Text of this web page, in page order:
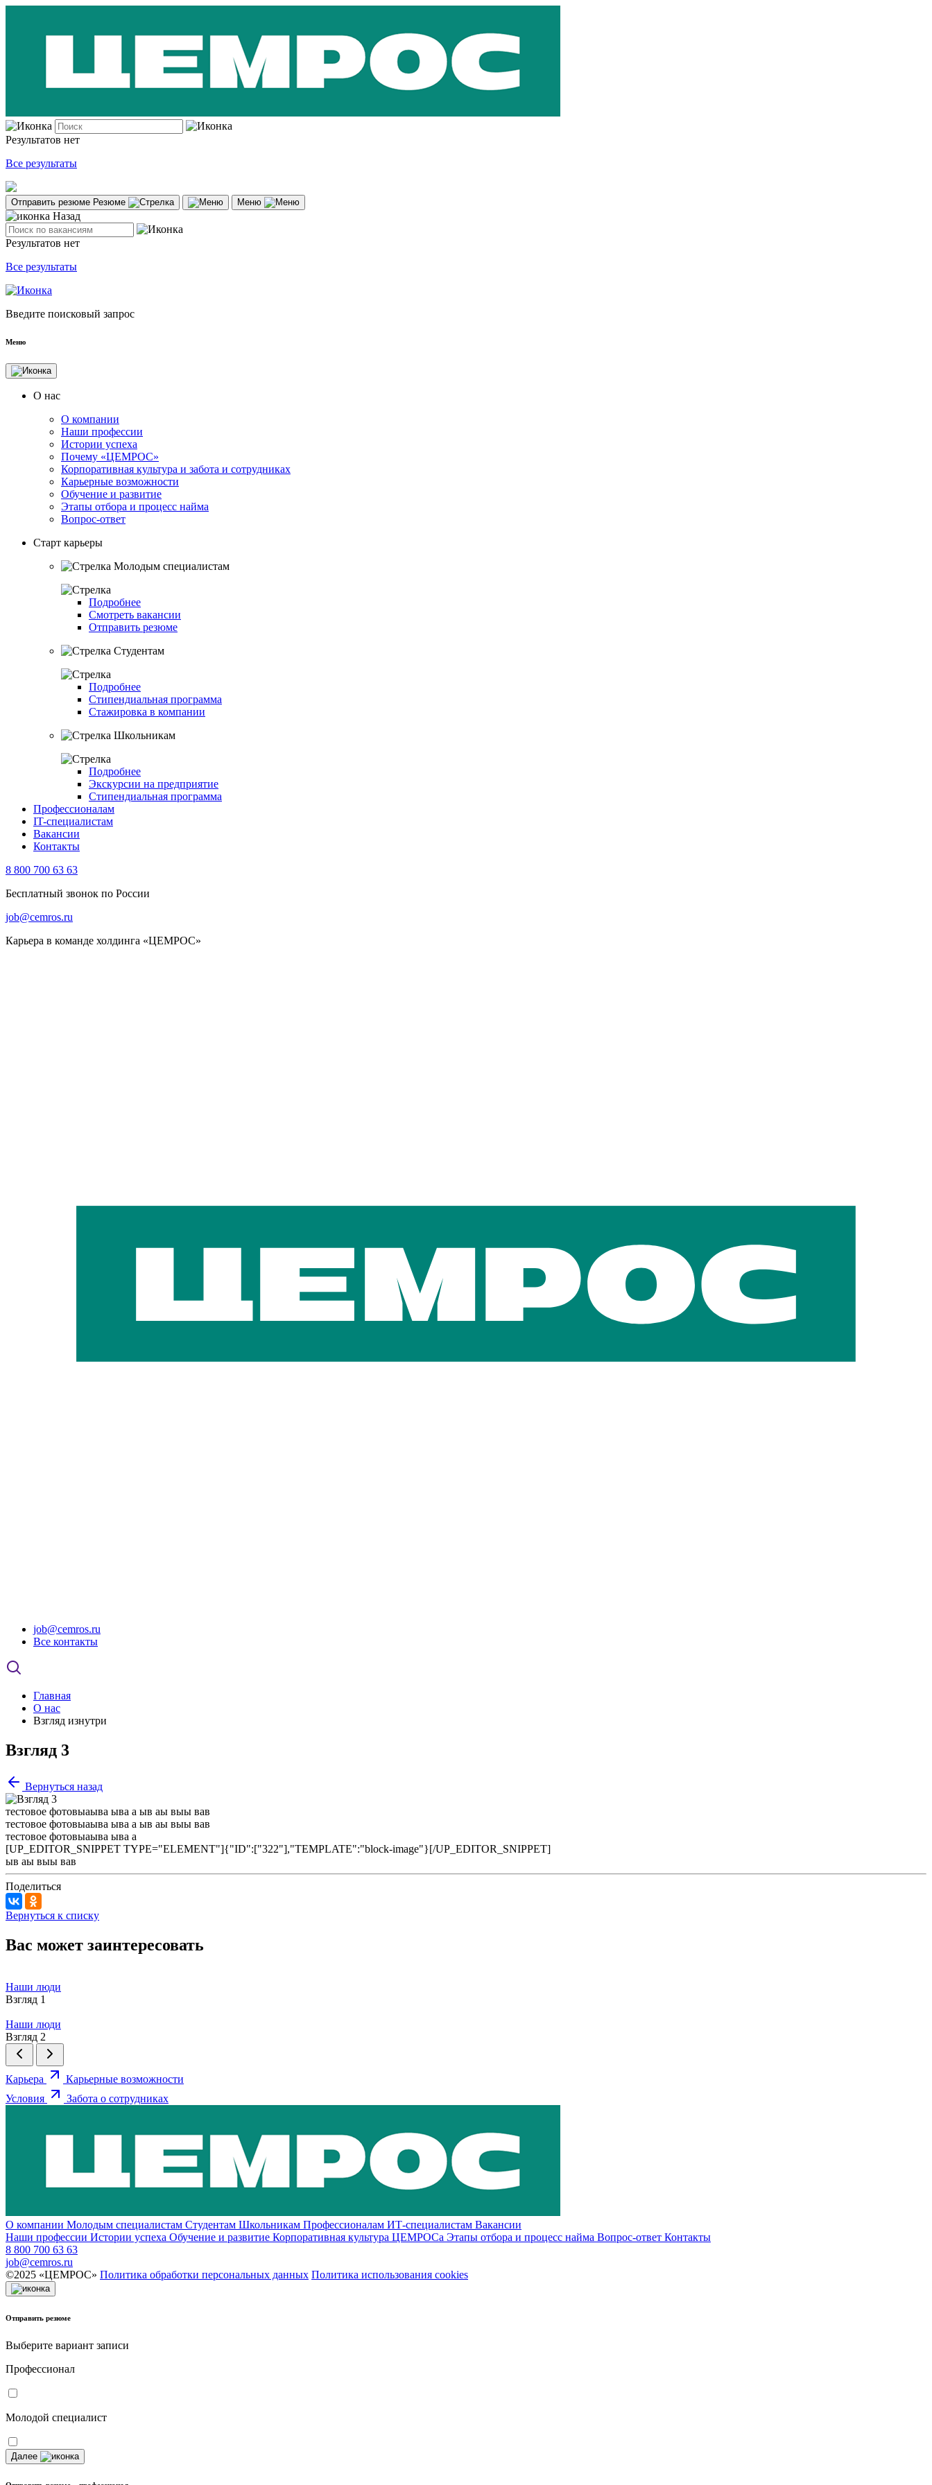
Результатов нет
Все результаты
Отправить резюме Резюме Меню
Назад
Результатов нет
Все результаты
Введите поисковый запрос
Меню
О нас
О компании
Наши профессии
Истории успеха
Почему «ЦЕМРОС»
Корпоративная культура и забота и сотрудниках
Карьерные возможности
Обучение и развитие
Этапы отбора и процесс найма
Вопрос-ответ
Старт карьеры
Молодым специалистам
Подробнее
Смотреть вакансии
Отправить резюме
Студентам
Подробнее
Стипендиальная программа
Стажировка в компании
Школьникам
Подробнее
Экскурсии на предприятие
Стипендиальная программа
Профессионалам
IT-специалистам
Вакансии
Контакты
8 800 700 63 63
Бесплатный звонок по России
job@cemros.ru
Карьера в команде холдинга «ЦЕМРОС»
job@cemros.ru
Все контакты
Главная
О нас
Взгляд изнутри
Взгляд 3
Вернуться назад
тестовое фотовыаыва ыва а ыв аы выы вав
тестовое фотовыаыва ыва а ыв аы выы вав
тестовое фотовыаыва ыва а
[UP_EDITOR_SNIPPET TYPE="ELEMENT"]{"ID":["322"],"TEMPLATE":"block-image"}[/UP_EDITOR_SNIPPET]
ыв аы выы вав
Поделиться
Вернуться к списку
Вас может заинтересовать
Наши люди
Взгляд 1
Наши люди
Взгляд 2
Карьера
Карьерные возможности
Условия
Забота о сотрудниках
О компании Молодым специалистам Студентам Школьникам Профессионалам ИТ-специалистам Вакансии
Наши профессии Истории успеха Обучение и развитие Корпоративная культура ЦЕМРОСа Этапы отбора и процесс найма Вопрос-ответ Контакты
8 800 700 63 63
job@cemros.ru
©2025 «ЦЕМРОС» Политика обработки персональных данных Политика использования сookies
Отправить резюме
Выберите вариант записи
Профессионал
Молодой специалист
Далее